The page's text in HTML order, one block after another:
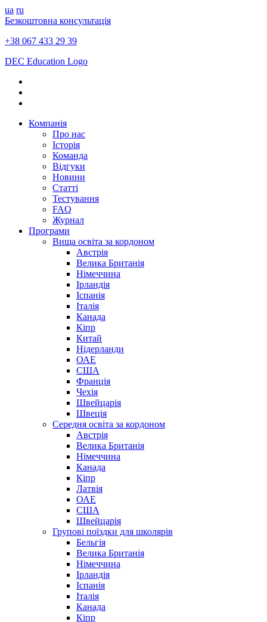
ua ru
Безкоштовна консультація
+38 067 433 29 39
DEC Education Logo
Компанія
Про нас
Історія
Команда
Відгуки
Новини
Статті
Тестування
FAQ
Журнал
Програми
Вища освіта за кордоном
Австрія
Велика Британія
Німеччина
Ірландія
Іспанія
Італія
Канада
Кіпр
Китай
Нідерланди
ОАЕ
США
Франція
Чехія
Швейцарія
Швеція
Середня освіта за кордоном
Австрія
Велика Британія
Німеччина
Канада
Кіпр
Латвія
ОАЕ
США
Швейцарія
Групові поїздки для школярів
Бельгія
Велика Британія
Німеччина
Ірландія
Іспанія
Італія
Канада
Кіпр